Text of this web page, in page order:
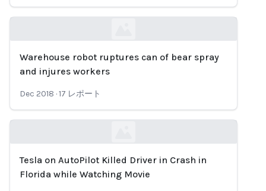
Loading...
Warehouse robot ruptures can of bear spray
and injures workers
Dec 2018 ·17 レポート
Loading...
Tesla on AutoPilot Killed Driver in Crash in
Florida while Watching Movie